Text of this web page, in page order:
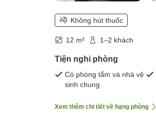
Không hút thuốc
12 m² 1–2 khách
Tiện nghi phòng
Có phòng tắm và nhà vệ
sinh chung
Xem thêm chi tiết về hạng phòng